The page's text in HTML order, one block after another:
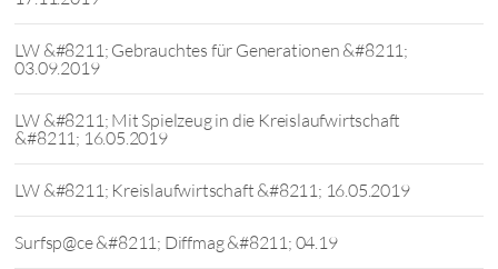
LW &#8211; Gebrauchtes für Generationen &#8211;
03.09.2019
LW &#8211; Mit Spielzeug in die Kreislaufwirtschaft
&#8211; 16.05.2019
LW &#8211; Kreislaufwirtschaft &#8211; 16.05.2019
Surfsp@ce &#8211; Diffmag &#8211; 04.19